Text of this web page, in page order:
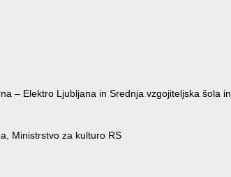
– Elektro Ljubljana in Srednja vzgojiteljska šola in
Ministrstvo za kulturo RS